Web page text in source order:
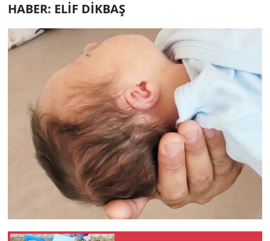
HABER: ELİF DİKBAŞ